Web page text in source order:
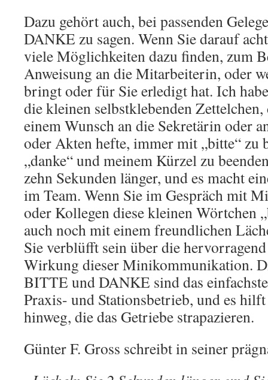
Dazu gehört auch, bei passenden
DANKE zu sagen. Wenn Sie darauf
viele Möglichkeiten dazu finden, zum
Anweisung an die Mitarbeiterin, oder
bringt oder für Sie erledigt hat. Ich
die kleinen selbstklebenden
einem Wunsch an die Sekretärin oder
oder Akten hefte, immer mit „bitte“ zu
„danke“ und meinem Kürzel zu
zehn Sekunden länger, und es macht
im Team. Wenn Sie im Gespräch mit
oder Kollegen diese kleinen Wörtchen
auch noch mit einem freundlichen
Sie verblüfft sein über die
Wirkung dieser Minikommunikation.
BITTE und DANKE sind das
Praxis- und Stationsbetrieb, und es
hinweg, die das Getriebe strapazieren.
Günter F. Gross schreibt in seiner